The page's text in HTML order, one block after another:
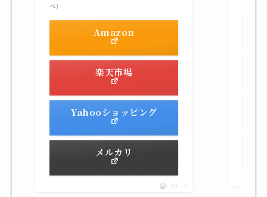
べ）
Amazon
楽天市場
Yahooショッピング
メルカリ
ポチップ